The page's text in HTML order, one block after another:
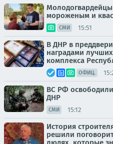
мороженым и
СМИ 15:51
В ДНР в
наградами
комплекса
ОФИЦ.
ВС РФ
ДНР
СМИ 15:12
История
решили